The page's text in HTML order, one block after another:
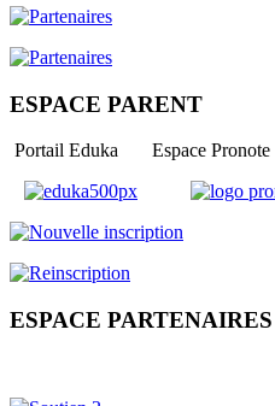
ESPACE PARENT
Portail Eduka Espace Pronote
ESPACE PARTENAIRES